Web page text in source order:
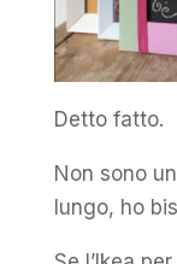
Detto fatto.
Non sono
lungo, ho